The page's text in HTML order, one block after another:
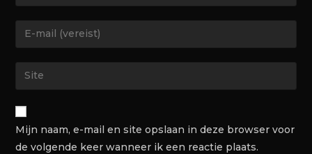
Mijn naam, e-mail en site opslaan in deze browser voor
de volgende keer wanneer ik een reactie plaats.